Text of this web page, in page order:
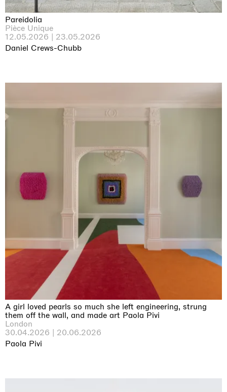
Pareidolia
Pièce Unique
12.05.2026 | 23.05.2026
Daniel Crews-Chubb
A girl loved pearls so much she left engineering, strung
them off the wall, and made art Paola Pivi
London
30.04.2026 | 20.06.2026
Paola Pivi